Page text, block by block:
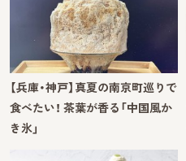
【兵庫・神戸】真夏の南京町巡りで
食べたい！ 茶葉が香る「中国風か
き氷」